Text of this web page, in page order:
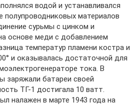
водой и устанавливался
полупроводниковых материалов
сурьмы с цинком и
основе меди с добавлением
температур пламени костра и
и оказывалась достаточной для
тока. В
заряжали батареи своей
ТГ-1 достигала 10 ватт.
налажен в марте 1943 года на